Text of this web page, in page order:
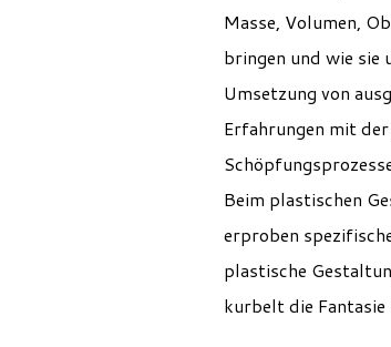
Masse, Volumen,
bringen und wie sie
Umsetzung von
Erfahrungen mit
Beim plastischen
erproben
plastische
kurbelt die